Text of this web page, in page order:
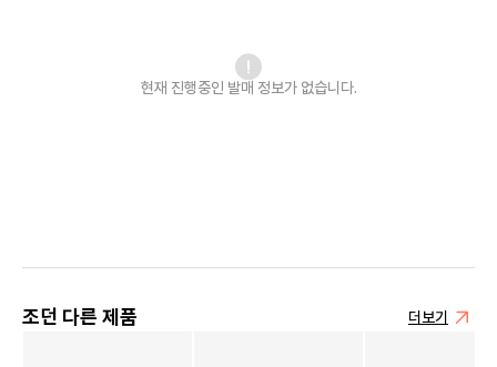
현재 진행중인 발매 정보가 없습니다.
조던 다른 제품 더보기